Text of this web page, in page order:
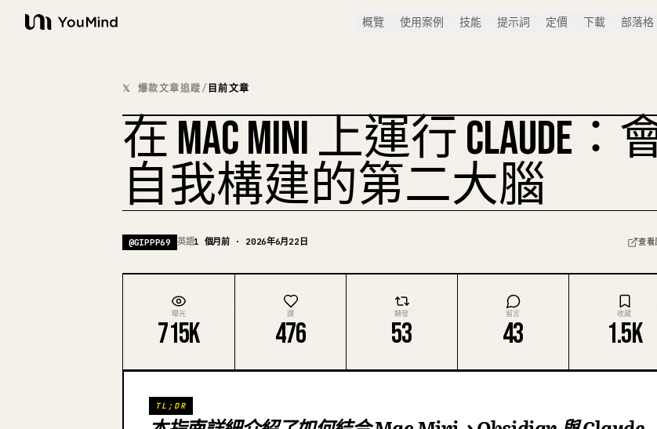
YouMind
概覽 使用案例 技能 提示詞 定價 下載 部落格
𝕏 爆款文章追蹤/ 目前文章
複刻封面
在 MAC MINI 上運行 CLAUDE：
自我構建的第二大腦
@GIPPP69 英語1 個月前 · 2026年6月22日 查看
曝光
715K
讚
476
轉發
53
留言
43
收藏
1.5K
TL;DR